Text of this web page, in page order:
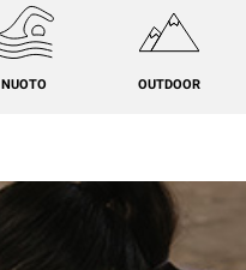
NUOTO OUTDOOR